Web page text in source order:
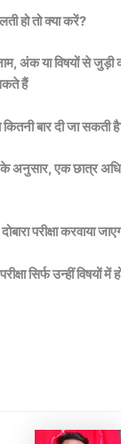
हो तो क्या करें?
अंक या विषयों से
हैं
कितनी बार दी जा सकती
अनुसार, एक छात्र
परीक्षा करवाया
सिर्फ उन्हीं